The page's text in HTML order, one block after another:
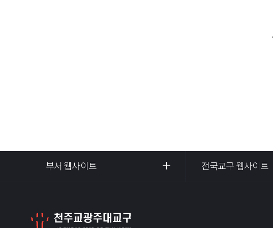
부서 웹사이트 전국교구 웹사이트